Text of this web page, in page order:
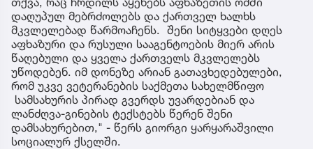
დაღუპულ მებრძოლებს და ქართველ ხალხს
მკვლელებად წარმოაჩენს. შენი სიტყვები დღეს
აფხაზური და რუსული სააგენტოების მიერ არის
წაღებული და ყველა ქართველს მკვლელებს
უწოდებენ. იმ დონეზე არიან გათავხედებულები,
რომ უკვე ვეტერანების საქმეთა სახელმწიფო
სამსახურის პირად გვერდს უვარდებიან და
ლანძღვა-გინების ტექსტებს წერენ შენი
დამსახურებით," - წერს გიორგი ყარყარაშვილი
სოციალურ ქსელში.